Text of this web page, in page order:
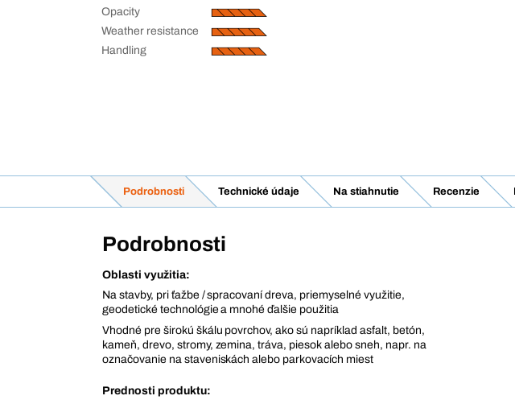
Opacity
Weather resistance
Handling
Podrobnosti Technické údaje Na stiahnutie Recenzie
Podrobnosti
Oblasti využitia:
Na stavby, pri ťažbe / spracovaní dreva, priemyselné využitie,
geodetické technológie a mnohé ďalšie použitia
Vhodné pre širokú škálu povrchov, ako sú napríklad asfalt, betón,
kameň, drevo, stromy, zemina, tráva, piesok alebo sneh, napr. na
označovanie na staveniskách alebo parkovacích miest
Prednosti produktu: